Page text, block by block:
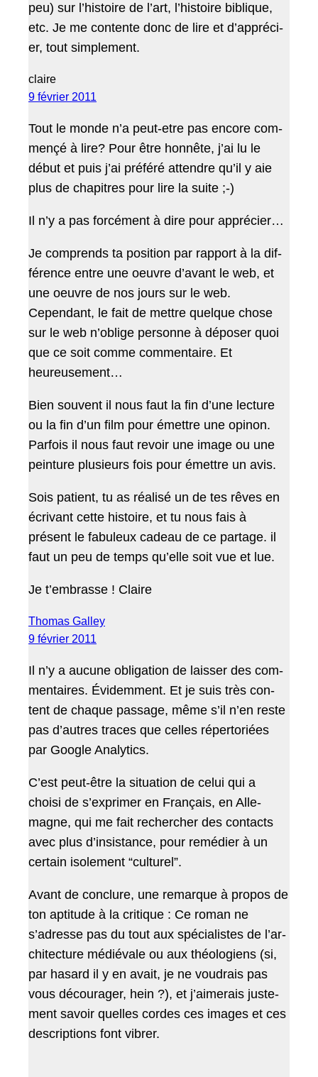
peu) sur l’his­toire de l’art, l’his­toire biblique,
etc. Je me con­tente donc de lire et d’ap­préci­
er, tout simplement.
claire
9 février 2011
Tout le monde n’a peut-etre pas encore com­
mençé à lire? Pour être hon­nête, j’ai lu le
début et puis j’ai préféré atten­dre qu’il y aie
plus de chapitres pour lire la suite ;-)
Il n’y a pas for­cé­ment à dire pour apprécier…
Je com­prends ta posi­tion par rap­port à la dif­
férence entre une oeu­vre d’a­vant le web, et
une oeu­vre de nos jours sur le web.
Cepen­dant, le fait de met­tre quelque chose
sur le web n’oblige per­son­ne à dépos­er quoi
que ce soit comme com­men­taire. Et
heureusement…
Bien sou­vent il nous faut la fin d’une lec­ture
ou la fin d’un film pour émet­tre une opinon.
Par­fois il nous faut revoir une image ou une
pein­ture plusieurs fois pour émet­tre un avis.
Sois patient, tu as réal­isé un de tes rêves en
écrivant cette his­toire, et tu nous fais à
présent le fab­uleux cadeau de ce partage. il
faut un peu de temps qu’elle soit vue et lue.
Je t’embrasse ! Claire
Thomas Galley
9 février 2011
Il n’y a aucune oblig­a­tion de laiss­er des com­
men­taires. Évidem­ment. Et je suis très con­
tent de chaque pas­sage, même s’il n’en reste
pas d’autres traces que celles réper­toriées
par Google Analytics.
C’est peut-être la sit­u­a­tion de celui qui a
choisi de s’ex­primer en Français, en Alle­
magne, qui me fait rechercher des con­tacts
avec plus d’in­sis­tance, pour remédi­er à un
cer­tain isole­ment “cul­turel”.
Avant de con­clure, une remar­que à pro­pos de
ton apti­tude à la cri­tique : Ce roman ne
s’adresse pas du tout aux spé­cial­istes de l’ar­
chi­tec­ture médié­vale ou aux théolo­giens (si,
par hasard il y en avait, je ne voudrais pas
vous décourager, hein ?), et j’aimerais juste­
ment savoir quelles cordes ces images et ces
descrip­tions font vibrer.